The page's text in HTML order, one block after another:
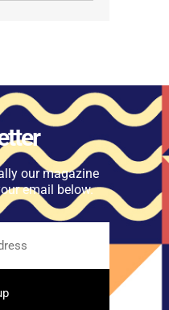
our magazine
email below.